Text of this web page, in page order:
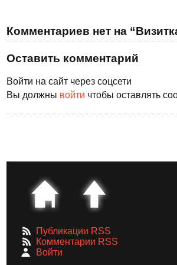
Комментариев нет на
Оставить комментарий
Войти на сайт через соцсети
Вы должны войти чтобы оставлять
Публикации RSS
Комментарии RSS
Войти